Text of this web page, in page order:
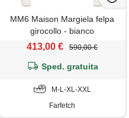
MM6 Maison Margiela felpa
girocollo - bianco
413,00 € 590,00 €
Sped. gratuita
M-L-XL-XXL
Farfetch